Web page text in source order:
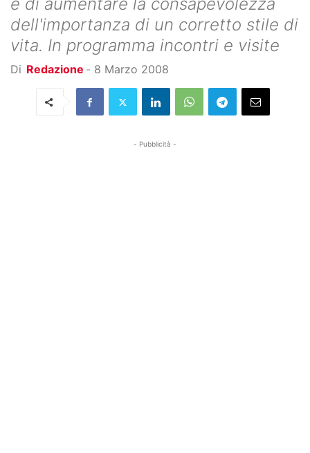
dell'importanza di un corretto stile di
vita. In programma incontri e visite
Di Redazione - 8 Marzo 2008
- Pubblicità -